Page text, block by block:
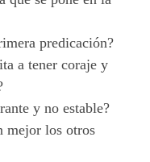
predicación?
a tener coraje y
y no estable?
mejor los otros